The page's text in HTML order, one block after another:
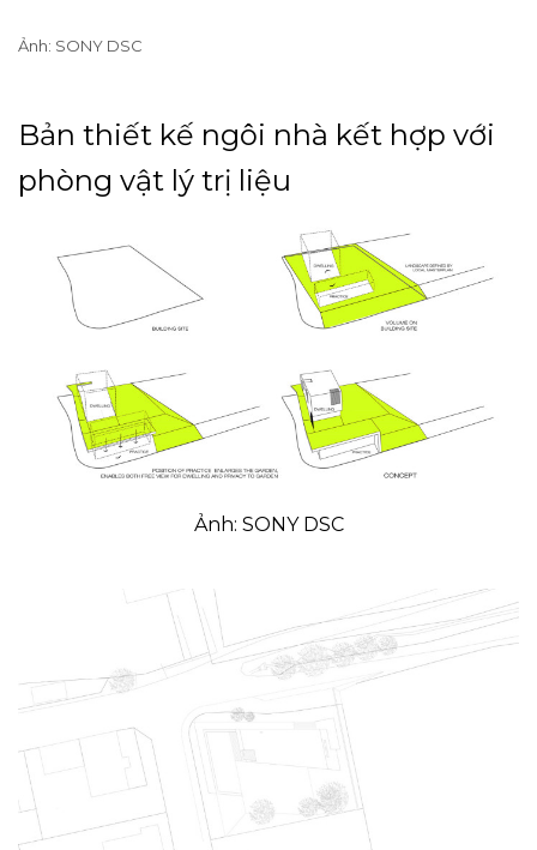
Ảnh: SONY DSC
Bản thiết kế ngôi nhà kết hợp với
phòng vật lý trị liệu
Ảnh: SONY DSC